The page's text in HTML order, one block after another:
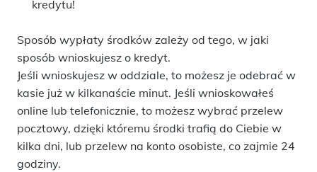
kredytu!
Sposób wypłaty środków zależy od tego, w jaki
sposób wnioskujesz o kredyt.
Jeśli wnioskujesz w oddziale, to możesz je odebrać w
kasie już w kilkanaście minut. Jeśli wnioskowałeś
online lub telefonicznie, to możesz wybrać przelew
pocztowy, dzięki któremu środki trafią do Ciebie w
kilka dni, lub przelew na konto osobiste, co zajmie 24
godziny.